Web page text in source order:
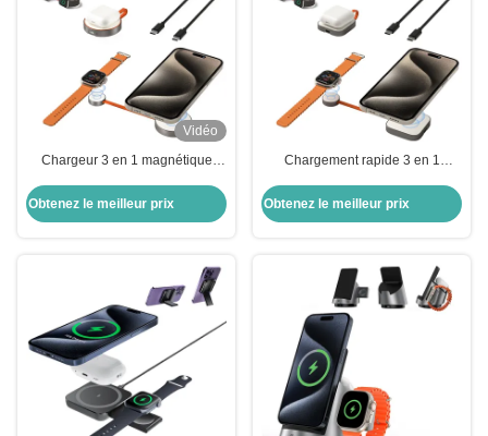
Vidéo
Chargeur 3 en 1 magnétique
portable Magsafe
Obtenez le meilleur prix
Chargement rapide 3 en 1
porte-téléphone
Obtenez le meilleur prix